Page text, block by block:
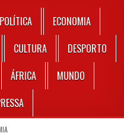
POLÍTICA
ECONOMIA
CULTURA
DESPORTO
ÁFRICA
MUNDO
IN